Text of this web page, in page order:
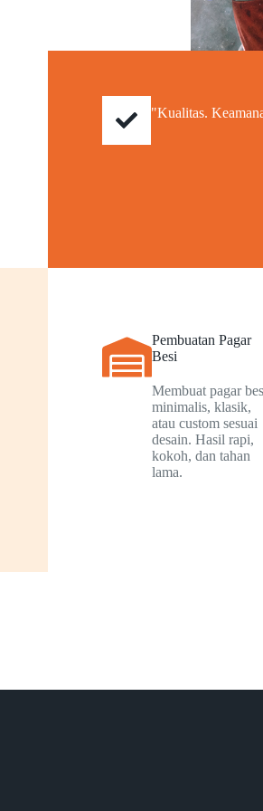
"Kualitas.
Pembuatan Pagar
Besi
Membuat pagar
minimalis, klasik,
atau custom sesuai
desain. Hasil rapi,
kokoh, dan tahan
lama.